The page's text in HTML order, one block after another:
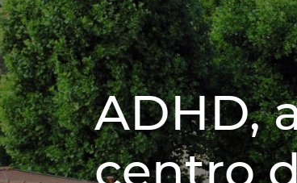
ADHD,
centro